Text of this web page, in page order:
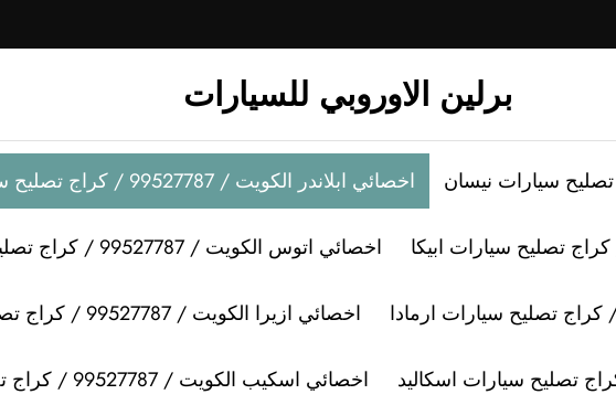
برلين الاوروبي للسيارات
اخصائي ابلاندر الكويت / 99527787 / كراج تصليح سيارات ابلاندر
اخصائي اتوس الكويت / 99527787 / كراج تصليح سيارات اتوس
اخصائي ازيرا الكويت / 99527787 / كراج تصليح سيارات ازيرا
اخصائي اسكيب الكويت / 99527787 / كراج تصليح سيارات اسكيب